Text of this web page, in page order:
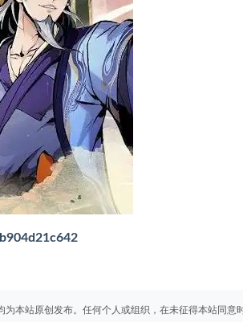
为本站原创发布。任何个人或组织，在未征得本站同